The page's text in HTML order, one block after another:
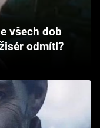
všech dob
odmítl?